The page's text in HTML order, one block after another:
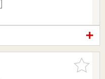
お気に入
りに追加